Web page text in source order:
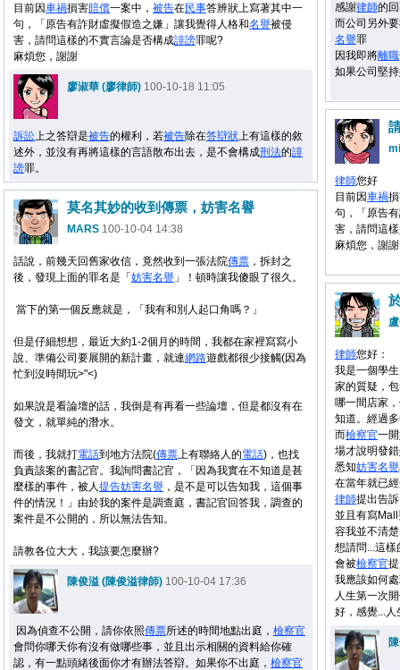
感謝律師的
而公司另外
名譽罪
因我即將離職
如果公司堅持
目前因車禍損害賠償一案中， 被告在民事答辨狀上寫著其中一
句，「原告有詐財虛擬假造之嫌」讓我覺得人格和名譽被侵
害，請問這樣的不實言論是否構成誹謗罪呢?
麻煩您，謝謝
廖淑華 (廖律師) 100-10-18 11:05
訴訟上之答辯是被告的權利，若被告除在答辯狀上有這樣的敘
述外，並沒有再將這樣的言語散布出去，是不會構成刑法的誹
謗罪。
律師您好
目前因車禍
句，「原告
害，請問這
麻煩您，謝謝
莫名其妙的收到傳票，妨害名譽
MARS 100-10-04 14:38
話說，前幾天回舊家收信，竟然收到一張法院傳票 ，拆封之
後，發現上面的罪名是「 妨害名譽 」！頓時讓我傻眼了很久。
當下的第一個反應就是，「我有和別人起口角嗎？」
但是仔細想想，最近大約1-2個月的時間，我都在家裡寫寫小
說、準備公司要展開的新計畫，就連網路遊戲都很少接觸(因為
忙到沒時間玩>"<)
如果說是看論壇的話，我倒是有再看一些論壇，但是都沒有在
發文，就單純的潛水。
而後，我就打電話到地方法院(傳票上有聯絡人的電話)，也找
負責該案的書記官。我詢問書記官，「因為我實在不知道是甚
麼樣的事件，被人提告妨害名譽 ，是不是可以告知我，這個事
件的情況！」由於我的案件是調查庭，書記官回答我，調查的
案件是不公開的，所以無法告知。
請教各位大大，我該要怎麼辦?
陳俊溢 (陳俊溢律師) 100-10-04 17:36
因為偵查不公開，請你依照傳票所述的時間地點出庭， 檢察官
會問你哪天你有沒有做哪些事，並且出示相關的資料給你確
認，有一點頭緒後面你才有辦法答辯。如果你不出庭， 檢察官
律師您好：
我是一個學
家的質疑，
哪一間店家
知道。經過
而檢察官一
場才說明發錯
悉知妨害名譽
在當年就已
律師提出告
並且有寫
容我並不清
想請問...這樣
會被檢察官
我應該如何
人生第一次
好，感覺...